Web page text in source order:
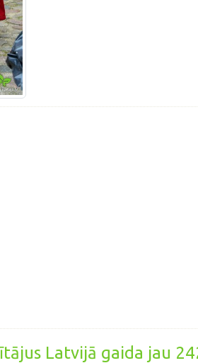
Latvijā gaida jau